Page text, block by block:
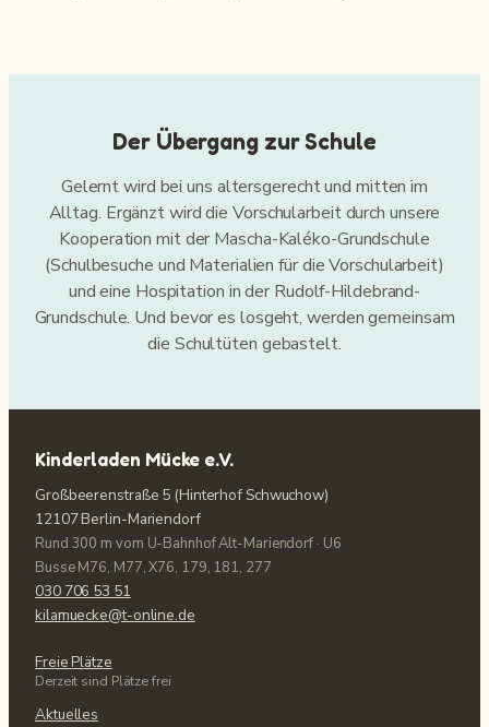
Der Übergang zur Schule
Gelernt wird bei uns altersgerecht und mitten im
Alltag. Ergänzt wird die Vorschularbeit durch unsere
Kooperation mit der Mascha-Kaléko-Grundschule
(Schulbesuche und Materialien für die Vorschularbeit)
und eine Hospitation in der Rudolf-Hildebrand-
Grundschule. Und bevor es losgeht, werden gemeinsam
die Schultüten gebastelt.
Kinderladen Mücke e. V.
Großbeerenstraße 5 (Hinterhof Schwuchow)
12107 Berlin-Mariendorf
Rund 300 m vom U-Bahnhof Alt-Mariendorf · U6
Busse M76, M77, X76, 179, 181, 277
030 706 53 51
kilamuecke@t-online.de
Freie Plätze
Derzeit sind Plätze frei
Aktuelles